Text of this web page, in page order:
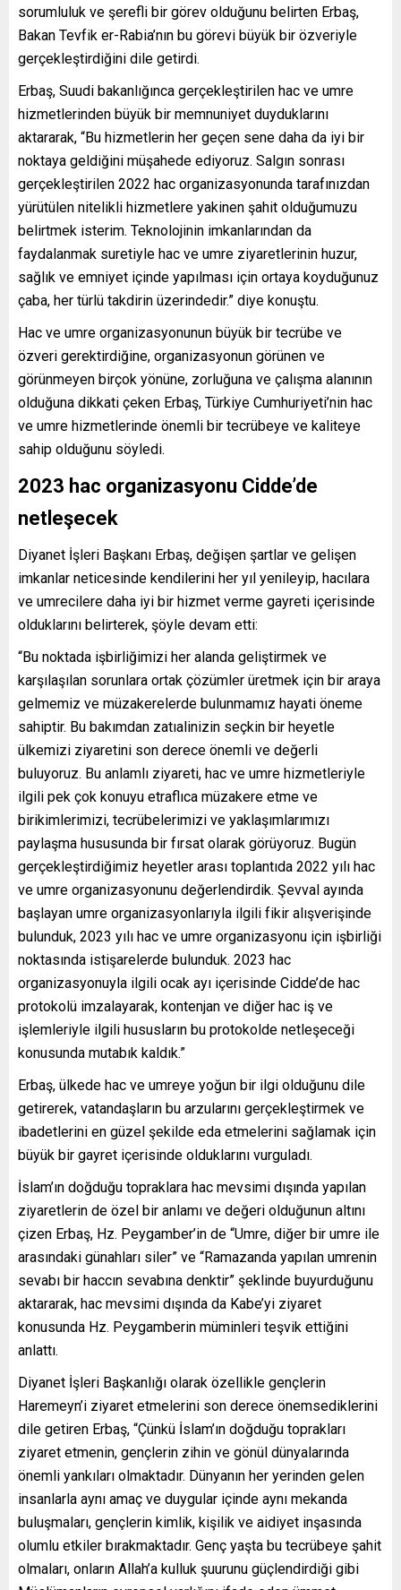
sorumluluk ve şerefli bir görev olduğunu belirten Erbaş,
Bakan Tevfik er-Rabia’nın bu görevi büyük bir özveriyle
gerçekleştirdiğini dile getirdi.
Erbaş, Suudi bakanlığınca gerçekleştirilen hac ve umre
hizmetlerinden büyük bir memnuniyet duyduklarını
aktararak, “Bu hizmetlerin her geçen sene daha da iyi bir
noktaya geldiğini müşahede ediyoruz. Salgın sonrası
gerçekleştirilen 2022 hac organizasyonunda tarafınızdan
yürütülen nitelikli hizmetlere yakinen şahit olduğumuzu
belirtmek isterim. Teknolojinin imkanlarından da
faydalanmak suretiyle hac ve umre ziyaretlerinin huzur,
sağlık ve emniyet içinde yapılması için ortaya koyduğunuz
çaba, her türlü takdirin üzerindedir.” diye konuştu.
Hac ve umre organizasyonunun büyük bir tecrübe ve
özveri gerektirdiğine, organizasyonun görünen ve
görünmeyen birçok yönüne, zorluğuna ve çalışma alanının
olduğuna dikkati çeken Erbaş, Türkiye Cumhuriyeti’nin hac
ve umre hizmetlerinde önemli bir tecrübeye ve kaliteye
sahip olduğunu söyledi.
2023 hac organizasyonu Cidde’de
netleşecek
Diyanet İşleri Başkanı Erbaş, değişen şartlar ve gelişen
imkanlar neticesinde kendilerini her yıl yenileyip, hacılara
ve umrecilere daha iyi bir hizmet verme gayreti içerisinde
olduklarını belirterek, şöyle devam etti:
“Bu noktada işbirliğimizi her alanda geliştirmek ve
karşılaşılan sorunlara ortak çözümler üretmek için bir araya
gelmemiz ve müzakerelerde bulunmamız hayati öneme
sahiptir. Bu bakımdan zatıalinizin seçkin bir heyetle
ülkemizi ziyaretini son derece önemli ve değerli
buluyoruz. Bu anlamlı ziyareti, hac ve umre hizmetleriyle
ilgili pek çok konuyu etraflıca müzakere etme ve
birikimlerimizi, tecrübelerimizi ve yaklaşımlarımızı
paylaşma hususunda bir fırsat olarak görüyoruz. Bugün
gerçekleştirdiğimiz heyetler arası toplantıda 2022 yılı hac
ve umre organizasyonunu değerlendirdik. Şevval ayında
başlayan umre organizasyonlarıyla ilgili fikir alışverişinde
bulunduk, 2023 yılı hac ve umre organizasyonu için işbirliği
noktasında istişarelerde bulunduk. 2023 hac
organizasyonuyla ilgili ocak ayı içerisinde Cidde’de hac
protokolü imzalayarak, kontenjan ve diğer hac iş ve
işlemleriyle ilgili hususların bu protokolde netleşeceği
konusunda mutabık kaldık.”
Erbaş, ülkede hac ve umreye yoğun bir ilgi olduğunu dile
getirerek, vatandaşların bu arzularını gerçekleştirmek ve
ibadetlerini en güzel şekilde eda etmelerini sağlamak için
büyük bir gayret içerisinde olduklarını vurguladı.
İslam’ın doğduğu topraklara hac mevsimi dışında yapılan
ziyaretlerin de özel bir anlamı ve değeri olduğunun altını
çizen Erbaş, Hz. Peygamber’in de “Umre, diğer bir umre ile
arasındaki günahları siler” ve “Ramazanda yapılan umrenin
sevabı bir haccın sevabına denktir” şeklinde buyurduğunu
aktararak, hac mevsimi dışında da Kabe’yi ziyaret
konusunda Hz. Peygamberin müminleri teşvik ettiğini
anlattı.
Diyanet İşleri Başkanlığı olarak özellikle gençlerin
Haremeyn’i ziyaret etmelerini son derece önemsediklerini
dile getiren Erbaş, “Çünkü İslam’ın doğduğu toprakları
ziyaret etmenin, gençlerin zihin ve gönül dünyalarında
önemli yankıları olmaktadır. Dünyanın her yerinden gelen
insanlarla aynı amaç ve duygular içinde aynı mekanda
buluşmaları, gençlerin kimlik, kişilik ve aidiyet inşasında
olumlu etkiler bırakmaktadır. Genç yaşta bu tecrübeye şahit
olmaları, onların Allah’a kulluk şuurunu güçlendirdiği gibi